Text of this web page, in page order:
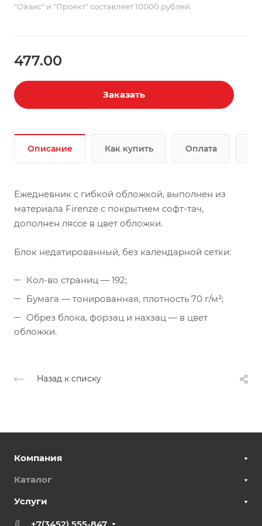
"Оазис" и "Проект" составляет 10000 рублей.
477.00
Заказать
Описание Как купить Оплата
Ежедневник с гибкой обложкой, выполнен из
материала Firenze с покрытием софт-тач,
дополнен ляссе в цвет обложки.
Блок недатированный, без календарной сетки:
Кол-во страниц — 192;
Бумага — тонированная, плотность 70 г/м²;
Обрез блока, форзац и нахзац — в цвет
обложки.
Назад к списку
Компания
Каталог
Услуги